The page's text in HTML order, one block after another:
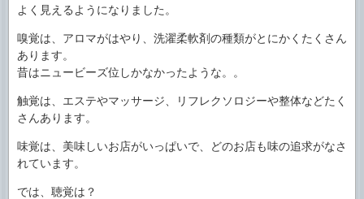
よく見えるようになりました。
嗅覚は、アロマがはやり、洗濯柔軟剤の種類がとにかくたくさん
あります。
昔はニュービーズ位しかなかったような。。
触覚は、エステやマッサージ、リフレクソロジーや整体などたく
さんあります。
味覚は、美味しいお店がいっぱいで、どのお店も味の追求がなさ
れています。
では、聴覚は？